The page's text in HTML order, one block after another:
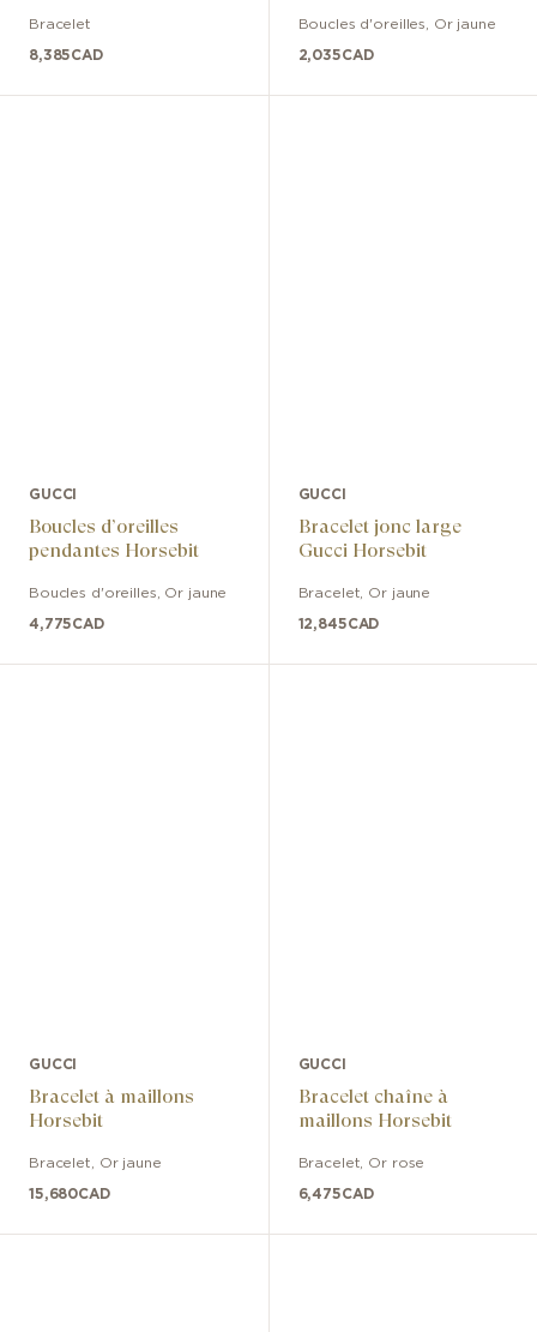
Bracelet
8,385CAD
Boucles d'oreilles Or jaune
2,035CAD
GUCCI
Boucles d’oreilles
pendantes Horsebit
Boucles d'oreilles Or jaune
4,775CAD
GUCCI
Bracelet jonc large
Gucci Horsebit
Bracelet Or jaune
12,845CAD
GUCCI
Bracelet à maillons
Horsebit
Bracelet Or jaune
15,680CAD
GUCCI
Bracelet chaîne à
maillons Horsebit
Bracelet Or rose
6,475CAD